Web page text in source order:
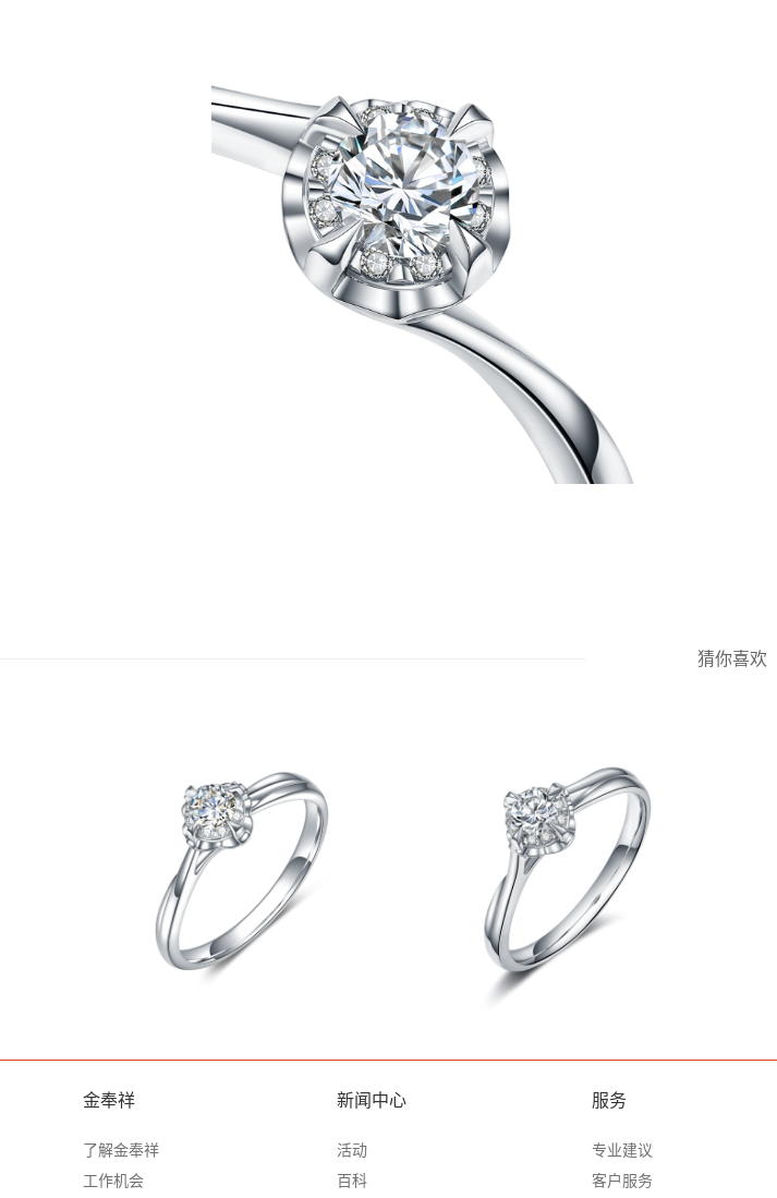
猜你喜欢
金奉祥
了解金奉祥
工作机会
新闻中心
活动
百科
服务
专业建议
客户服务